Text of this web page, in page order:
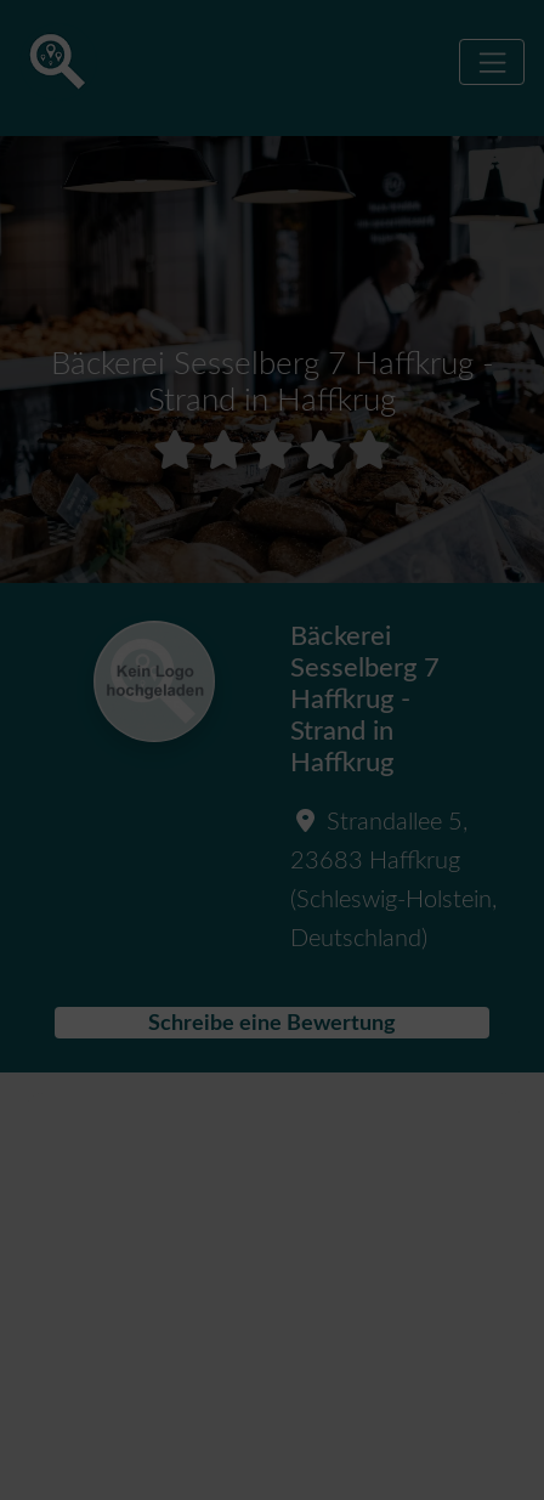
Bäckerei Sesselberg 7 Haffkrug -
Strand in Haffkrug
Bäckerei
Sesselberg 7
Haffkrug -
Strand in
Haffkrug
Strandallee 5,
23683 Haffkrug
(Schleswig-Holstein,
Deutschland )
Schreibe eine Bewertung